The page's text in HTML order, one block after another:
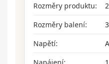
Rozměry produktu:
Rozměry balení:
Napětí: